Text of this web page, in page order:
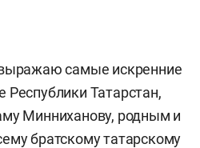
самые искренние
Республики Татарстан,
Минниханову, родным и
братскому татарскому